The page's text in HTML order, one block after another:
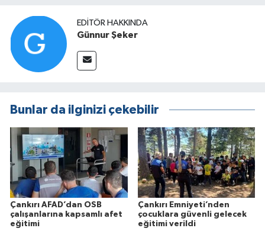
EDITÖR HAKKINDA
Günnur Şeker
Bunlar da ilginizi çekebilir
Çankırı AFAD’dan OSB
çalışanlarına kapsamlı afet
eğitimi
Çankırı Emniyeti’nden
çocuklara güvenli gelecek
eğitimi verildi